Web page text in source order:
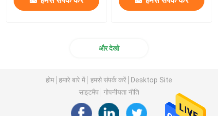
और देखो
होम हमारे बारे में हमसे संपर्क करें
Desktop Site
साइटमैप
गोपनीयता नीति